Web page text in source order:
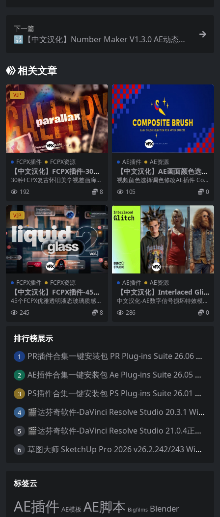
下一篇
🔢【中文汉化】Number Maker V1.3.0 AE动态数
相关文章
VIP
FCPX插件 FCPX资源
【中文汉化】FCPX插件-30种
复古怀旧美学视差画廊图文展
30种FCPX复古怀旧美学视差画廊图
文展示动画插件 这套插件包含 30
个版式动...
192 8
AE插件 AE资源
【中文汉化】AE画面颜色选取
调色替换修改插件 Composit
视频颜色选择调色修改AE插件 Com
105 0
VIP
FCPX插件 FCPX资源
【中文汉化】FCPX插件-45个
优雅透明液态玻璃质感文字标
题排版动画预设 Liquid Glass
Vol.2
45个FCPX优雅透明液态玻璃质感文
字标题排版动画插件 这套插件包含
45 个灵...
245 8
AE插件 AE资源
【中文汉化】Interlaced Glit
ch V1.0.1 Win/Mac破解版 A
E数字信号损坏特效模拟插件
中文汉化-AE数字信号损坏特效模拟
286 0
排行榜展示
1 PR插件合集一键安装包 PR Plug-ins Suite 26.06 一键安装PR所有常用插件！
2 AE插件合集一键安装包 Ae Plug-ins Suite 26.05 一键安装AE所有常用插件！
3 PS插件合集一键安装包 PS Plug-ins Suite 26.01 一键安装PS所有常用插件！
4 🎬达芬奇软件-DaVinci Resolve Studio 20.3.1 Win/Mac中文破解版下载
5 🎬达芬奇软件-DaVinci Resolve Studio 21.0.4正式版 Win/Mac中文破解版下载
6 草图大师 SketchUp Pro 2026 v26.2.242/243 Win/Mac破解版 中文版/英文版
标签云
AE插件 AE模板 AE脚本 Bigfilms Blender